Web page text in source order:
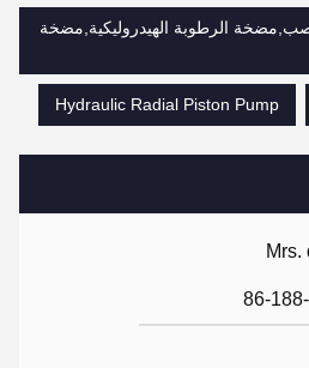
Mrs.
86-
الرطوبة الهيدروليكية,مضخة
Hydraulic Radial Piston Pump